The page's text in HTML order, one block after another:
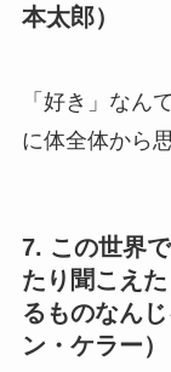
本太郎）
「好き」なん
に体全体から
7. この世界
たり聞こえ
るものなん
ン・ケラー）